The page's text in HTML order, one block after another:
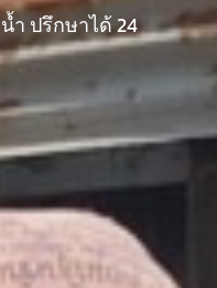
ปรึกษาได้ 24